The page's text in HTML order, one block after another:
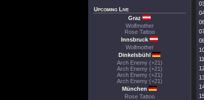
Upcoming Live
Graz
Wolfmother
Rose Tattoo
Innsbruck
Wolfmother
Dinkelsbühl
Arch Enemy (+21)
Arch Enemy (+21)
Arch Enemy (+21)
Arch Enemy (+21)
München
Rose Tattoo